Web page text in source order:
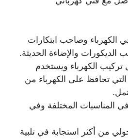
الكهرباء وصاحب ابتكارات
والإضاءة الحديثة.
الكهرباء ويستخدم
تحافظ على الكهرباء من
المناسبات المختلفة وفي
من أكثر استجابة في تلبية